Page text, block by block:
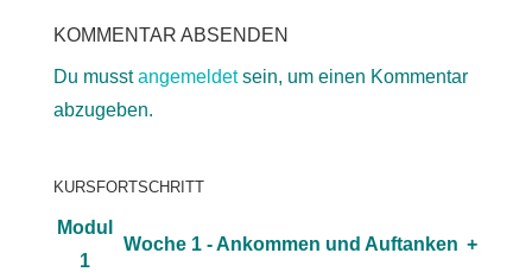
KOMMENTAR ABSENDEN
Du musstangemeldetsein, um einen Kommentar
abzugeben.
KURSFORTSCHRITT
Modul
1
Woche 1 - Ankommen und Auftanken +